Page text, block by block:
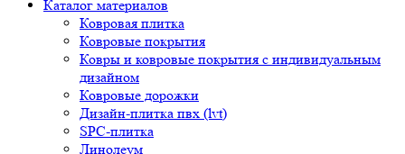
Каталог материалов
Ковровая плитка
Ковровые покрытия
Ковры и ковровые покрытия с индивидуальным
дизайном
Ковровые дорожки
Дизайн-плитка пвх (lvt)
SPC-плитка
Линолеум